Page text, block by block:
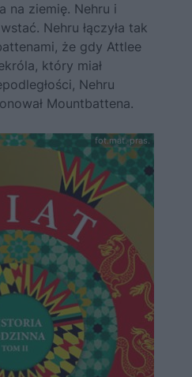
na ziemię. Nehru i
Nehru łączyła tak
że gdy Attlee
który miał
Nehru
Mountbattena.
fot.mat. pras.